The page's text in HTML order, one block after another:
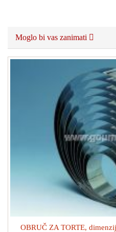
Moglo bi vas zanimati
OBRUČ ZA TORTE,